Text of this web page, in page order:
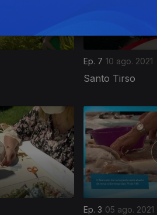
Ep. 7 10 ago. 2021
Santo Tirso
Ep. 3 05 ago. 2021